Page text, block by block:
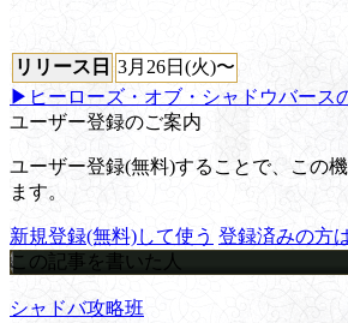
リリース日 3月26日(火)〜
▶ヒーローズ・オブ・シャドウバース
ユーザー登録のご案内
ユーザー登録(無料)することで、この
ます。
新規登録(無料)して使う 登録済みの方
この記事を書いた人
シャドバ攻略班